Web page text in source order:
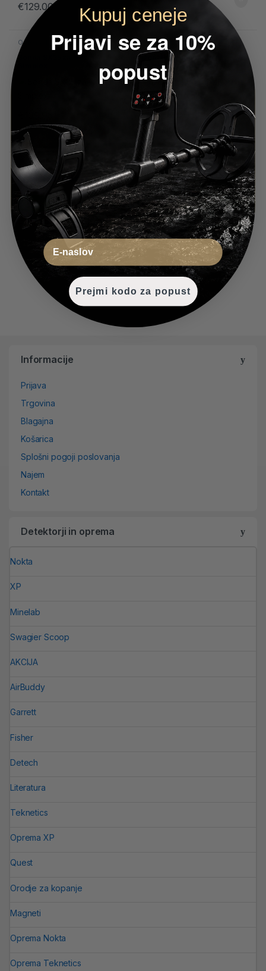
€129.00
Oprema Nokta
Sonda SX35 za Nokta
Oprema Nokta
Dodatna vodoodporna
baterija za Nokta
Kruzer/Anfibio
€49.00
Oprema Nokta
Paket Nokta Starter
20%
59.95 €74.95
Informacije
Prijava
Trgovina
Blagajna
Košarica
Splošni pogoji poslovanja
Najem
Kontakt
Detektorji in oprema
Nokta
XP
Minelab
Swagier Scoop
AKCIJA
AirBuddy
Garrett
Fisher
Detech
Literatura
Teknetics
Oprema XP
Quest
Orodje za kopanje
Magneti
Oprema Nokta
Oprema Teknetics
Kupuj ceneje
Prijavi se za 10%
popust
Email
Prejmi kodo za popust